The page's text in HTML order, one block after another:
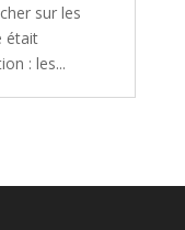
sur les
était
: les...